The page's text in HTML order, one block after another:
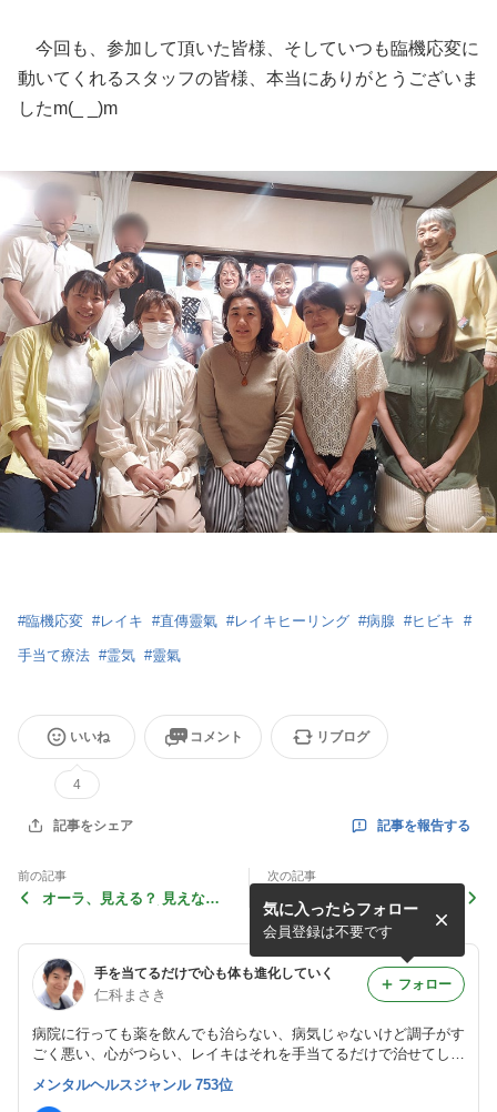
今回も、参加して頂いた皆様、そしていつも臨機応変に
動いてくれるスタッフの皆様、本当にありがとうございま
したm(_ _)m
#臨機応変 #レイキ #直傳靈氣 #レイキヒーリング #病腺 #ヒビキ #
手当て療法 #霊気 #靈氣
いいね
4
コメント リブログ
記事をシェア 記事を報告する
前の記事
オーラ、見える？ 見えな
次の記事
レイキは遠隔と対面と、どっ
ち？
手を当てるだけで心も体も進化していく
仁科まさき
病院に行っても薬を飲んでも治らない、病気じゃないけど調子がす
ごく悪い、心がつらい、レイキはそれを手当てるだけで治せてしま
います。4500人を教えたノウハウ満載の講習であなたもレイキが
１日で使えるようになります。
気に入ったらフォロー
会員登録は不要です
フォロー
メンタルヘルスジャンル 753位